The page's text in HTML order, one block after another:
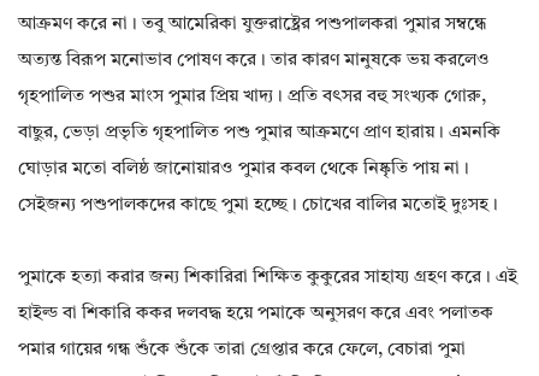
আক্রমণ করে না। তবু আমেরিকা যুক্তরাষ্ট্রের পশুপালকরা পুমার সম্বন্ধে
অত্যন্ত বিরূপ মনোভাব পোষণ করে। তার কারণ মানুষকে ভয় করলেও
গৃহপালিত পশুর মাংস পুমার প্রিয় খাদ্য। প্রতি বৎসর বহু সংখ্যক গোরু,
বাছুর, ভেড়া প্রভৃতি গৃহপালিত পশু পুমার আক্রমণে প্রাণ হারায়। এমনকি
ঘোড়ার মতো বলিষ্ঠ জানোয়ারও পুমার কবল থেকে নিষ্কৃতি পায় না।
সেইজন্য পশুপালকদের কাছে পুমা হচ্ছে। চোখের বালির মতোই দুঃসহ।
পুমাকে হত্যা করার জন্য শিকারিরা শিক্ষিত কুকুরের সাহায্য গ্রহণ করে। এই
হাইল্ড বা শিকারি ককর দলবদ্ধ হয়ে পমাকে অনুসরণ করে এবং পলাতক
পমার গায়ের গন্ধ শুঁকে শুঁকে তারা গ্রেপ্তার করে ফেলে, বেচারা পুমা